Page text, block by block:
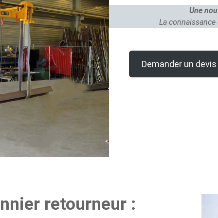
Une
La
Demander un devis
retourneur :